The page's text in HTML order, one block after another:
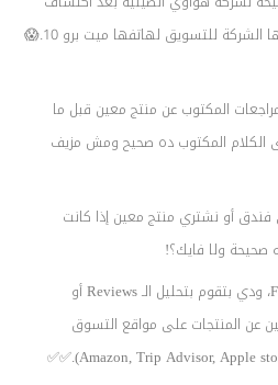
“Fake Reviews” غير حقيقية عملتها الشركة للتسويق لهاتفها ميت برو 10.😱
المكتوب عن منتج معين قبل ما
المكتوب ده صحيح ومش مزيف
أو نشتري منتج معين إذا كانت
صحيحة ولا فايك؟!
– فيه أداة كويسة اسمها Fakespot، ودي بتقوم بتحليل الـ Reviews أو
عن المنتجات على مواقع التسوق